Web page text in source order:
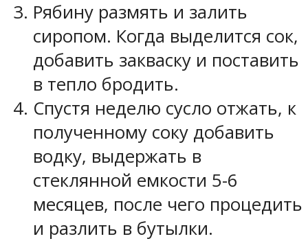
Рябину размять и залить
сиропом. Когда выделится сок,
добавить закваску и поставить
в тепло бродить.
Спустя неделю сусло отжать, к
полученному соку добавить
водку, выдержать в
стеклянной емкости 5-6
месяцев, после чего процедить
и разлить в бутылки.